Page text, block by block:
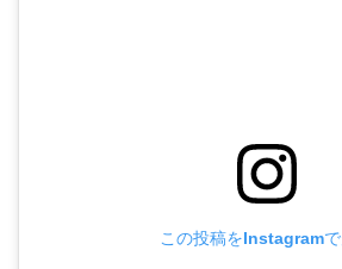
この投稿をInstagramで